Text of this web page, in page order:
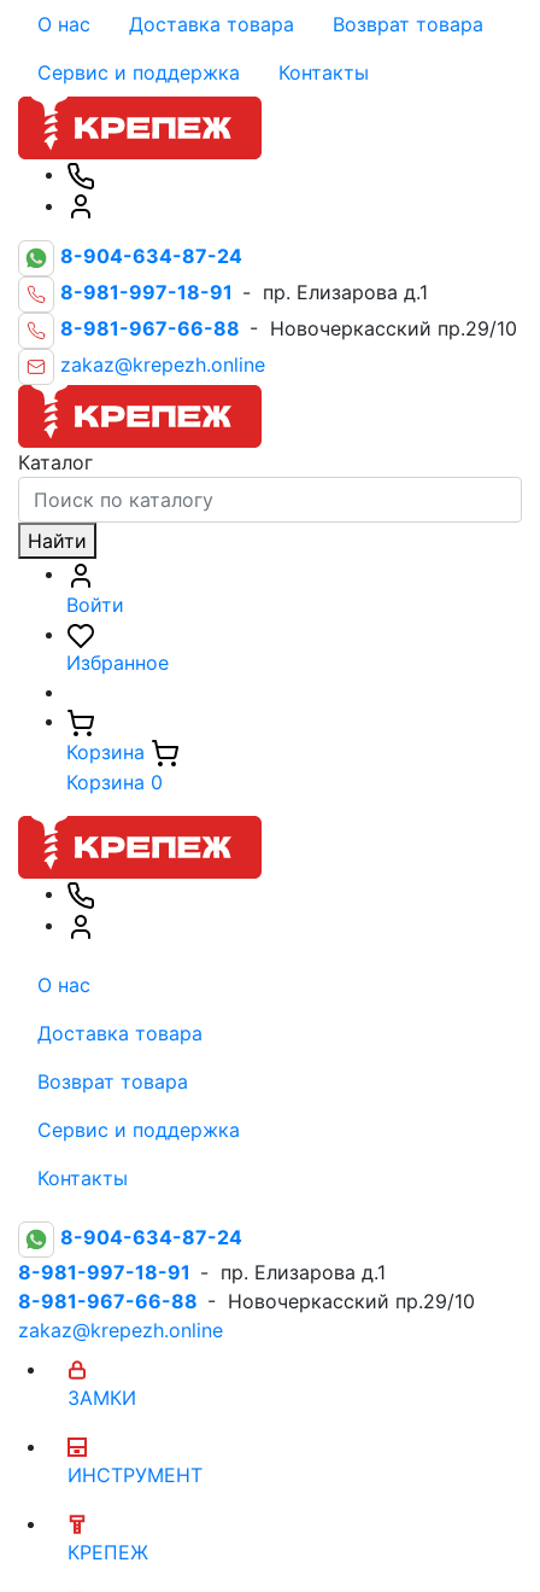
О нас Доставка товара
Возврат товара
Сервис и поддержка
Контакты
8-904-634-87-24
8-981-997-18-91 - пр. Елизарова д.1
8-981-967-66-88 - Новочеркасский пр.29/10
zakaz@krepezh.online
Каталог
Найти
Войти
Избранное
Корзина
Корзина 0
О нас
Доставка товара
Возврат товара
Сервис и поддержка
Контакты
8-904-634-87-24
8-981-997-18-91 - пр. Елизарова д.1
8-981-967-66-88 - Новочеркасский пр.29/10
zakaz@krepezh.online
ЗАМКИ
ИНСТРУМЕНТ
КРЕПЕЖ